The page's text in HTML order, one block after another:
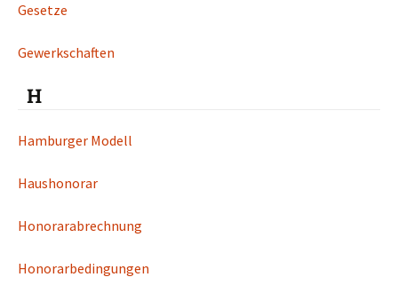
Gesetze
Gewerkschaften
H
Hamburger Modell
Haushonorar
Honorarabrechnung
Honorarbedingungen